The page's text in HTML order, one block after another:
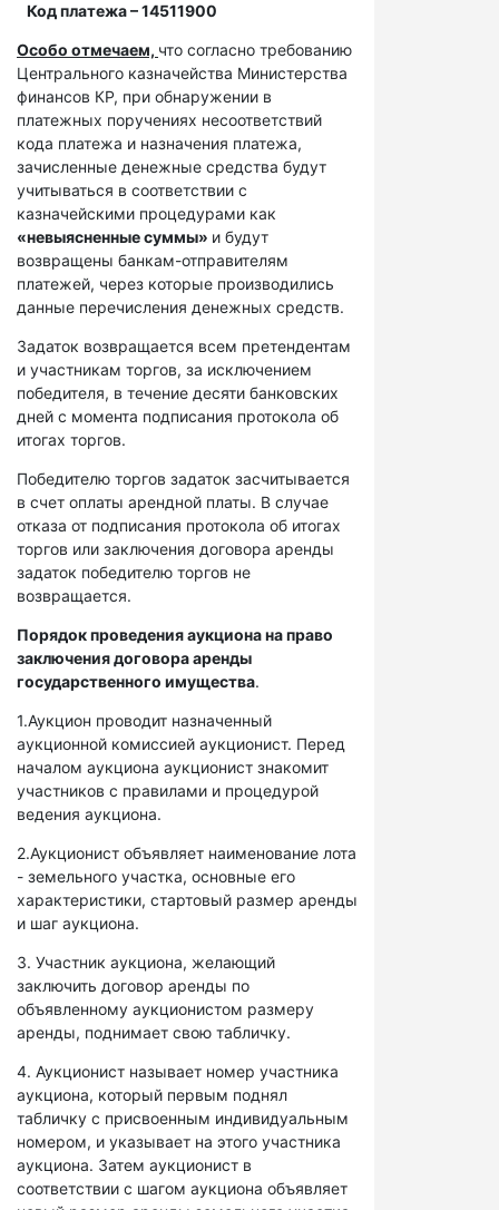
Код платежа – 14511900
Особо отмечаем, что согласно требованию
Центрального казначейства Министерства
финансов КР, при обнаружении в
платежных поручениях несоответствий
кода платежа и назначения платежа,
зачисленные денежные средства будут
учитываться в соответствии с
казначейскими процедурами как
«невыясненные суммы» и будут
возвращены банкам-отправителям
платежей, через которые производились
данные перечисления денежных средств.
Задаток возвращается всем претендентам
и участникам торгов, за исключением
победителя, в течение десяти банковских
дней с момента подписания протокола об
итогах торгов.
Победителю торгов задаток засчитывается
в счет оплаты арендной платы. В случае
отказа от подписания протокола об итогах
торгов или заключения договора аренды
задаток победителю торгов не
возвращается.
Порядок проведения аукциона на право
заключения договора аренды
государственного имущества.
1.Аукцион проводит назначенный
аукционной комиссией аукционист. Перед
началом аукциона аукционист знакомит
участников с правилами и процедурой
ведения аукциона.
2.Аукционист объявляет наименование лота
- земельного участка, основные его
характеристики, стартовый размер аренды
и шаг аукциона.
3. Участник аукциона, желающий
заключить договор аренды по
объявленному аукционистом размеру
аренды, поднимает свою табличку.
4. Аукционист называет номер участника
аукциона, который первым поднял
табличку с присвоенным индивидуальным
номером, и указывает на этого участника
аукциона. Затем аукционист в
соответствии с шагом аукциона объявляет